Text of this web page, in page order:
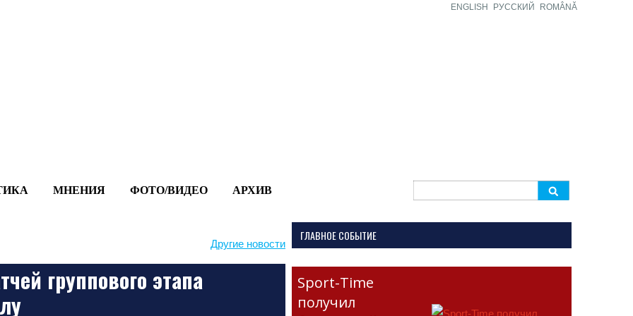
ENGLISH РУССКИЙ ROMÂNĂ
МНЕНИЯ ФОТО/ВИДЕО АРХИВ
Другие новости
группового этапа
ГЛАВНОЕ СОБЫТИЕ
Sport-Time
получил